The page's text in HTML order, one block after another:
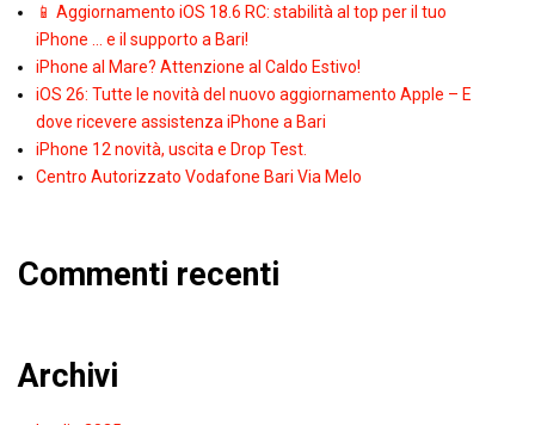
📱 Aggiornamento iOS 18.6 RC: stabilità al top per il tuo
iPhone … e il supporto a Bari!
iPhone al Mare? Attenzione al Caldo Estivo!
iOS 26: Tutte le novità del nuovo aggiornamento Apple – E
dove ricevere assistenza iPhone a Bari
iPhone 12 novità, uscita e Drop Test.
Centro Autorizzato Vodafone Bari Via Melo
Commenti recenti
Archivi